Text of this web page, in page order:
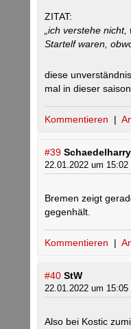
ZITAT:
„ich verstehe
Startelf waren,
diese
mal in dieser
Kommentieren |
#39
22.01.2022 um 15:02
Bremen zeigt
gegenhält.
Kommentieren |
#40 StW
22.01.2022 um 15:05
Also bei Kostic